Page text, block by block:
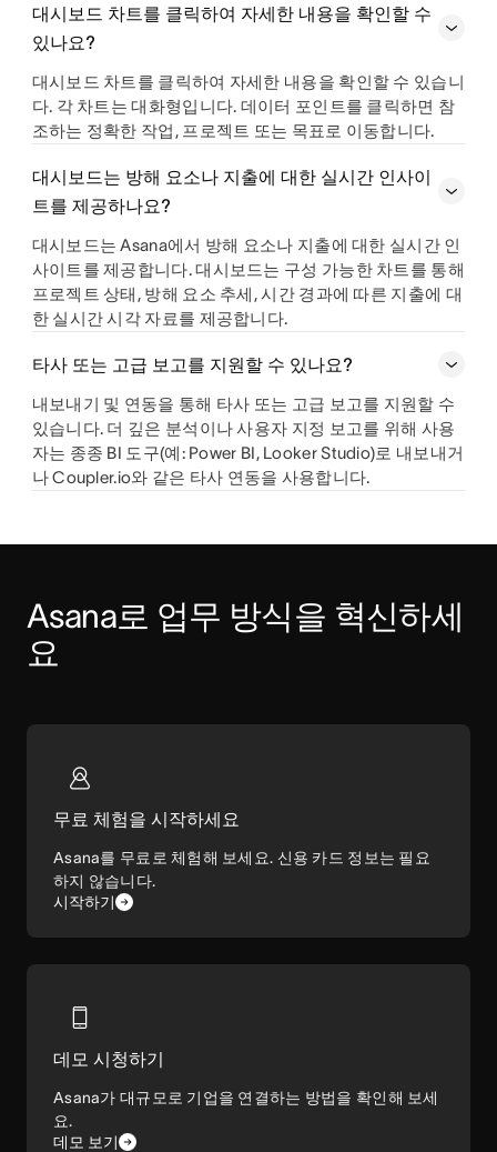
대시보드 차트를 클릭하여 자세한 내용을 확인할 수
있나요?
대시보드 차트를 클릭하여 자세한 내용을 확인할 수 있습니
다. 각 차트는 대화형입니다. 데이터 포인트를 클릭하면 참
조하는 정확한 작업, 프로젝트 또는 목표로 이동합니다.
대시보드는 방해 요소나 지출에 대한 실시간 인사이
트를 제공하나요?
대시보드는 Asana에서 방해 요소나 지출에 대한 실시간 인
사이트를 제공합니다. 대시보드는 구성 가능한 차트를 통해
프로젝트 상태, 방해 요소 추세, 시간 경과에 따른 지출에 대
한 실시간 시각 자료를 제공합니다.
타사 또는 고급 보고를 지원할 수 있나요?
내보내기 및 연동을 통해 타사 또는 고급 보고를 지원할 수
있습니다. 더 깊은 분석이나 사용자 지정 보고를 위해 사용
자는 종종 BI 도구(예: Power BI, Looker Studio)로 내보내거
나 Coupler.io와 같은 타사 연동을 사용합니다.
Asana로 업무 방식을 혁신하세
요
무료 체험을 시작하세요
Asana를 무료로 체험해 보세요. 신용 카드 정보는 필요
하지 않습니다.
시작하기
데모 시청하기
Asana가 대규모로 기업을 연결하는 방법을 확인해 보세
요.
데모 보기